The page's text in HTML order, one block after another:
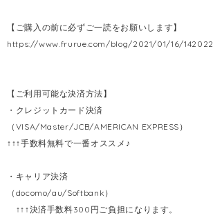
【ご購入の前に必ずご一読をお願いします】
https://www.frurue.com/blog/2021/01/16/142022
【ご利用可能な決済方法】
・クレジットカード決済
（VISA/Master/JCB/AMERICAN EXPRESS）
↑↑↑手数料無料で一番オススメ♪
・キャリア決済
（docomo/au/Softbank）
↑↑↑決済手数料300円ご負担になります。